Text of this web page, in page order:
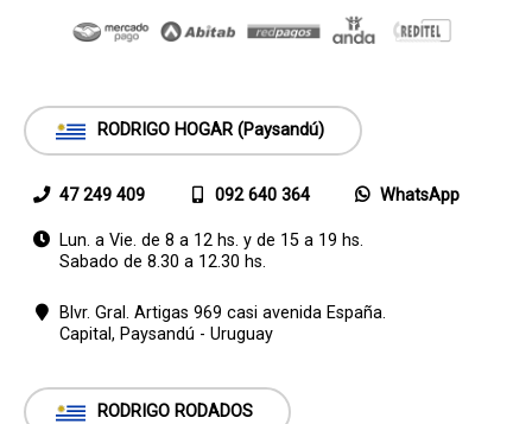
RODRIGO HOGAR (Paysandú)
47 249 409 092 640 364 WhatsApp
Lun. a Vie. de 8 a 12 hs. y de 15 a 19 hs.
Sabado de 8.30 a 12.30 hs.
Blvr. Gral. Artigas 969 casi avenida España.
Capital, Paysandú - Uruguay
RODRIGO RODADOS